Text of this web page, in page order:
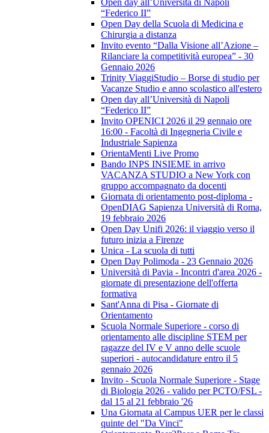
Open day all’Università di Napoli
“Federico II”
Open Day della Scuola di Medicina e
Chirurgia a distanza
Invito evento “Dalla Visione all’Azione –
Rilanciare la competitività europea” - 30
Gennaio 2026
Trinity ViaggiStudio – Borse di studio per
Vacanze Studio e anno scolastico all'estero
Open day all’Università di Napoli
“Federico II”
Invito OPENICI 2026 il 29 gennaio ore
16:00 - Facoltà di Ingegneria Civile e
Industriale Sapienza
OrientaMenti Live Promo
Bando INPS INSIEME in arrivo
VACANZA STUDIO a New York con
gruppo accompagnato da docenti
Giornata di orientamento post-diploma -
OpenDIAG Sapienza Università di Roma,
19 febbraio 2026
Open Day Unifi 2026: il viaggio verso il
futuro inizia a Firenze
Unica - La scuola di tutti
Open Day Polimoda - 23 Gennaio 2026
Università di Pavia - Incontri d'area 2026 -
giornate di presentazione dell'offerta
formativa
Sant'Anna di Pisa - Giornate di
Orientamento
Scuola Normale Superiore - corso di
orientamento alle discipline STEM per
ragazze del IV e V anno delle scuole
superiori - autocandidature entro il 5
gennaio 2026
Invito - Scuola Normale Superiore - Stage
di Biologia 2026 - valido per PCTO/FSL -
dal 15 al 21 febbraio '26
Una Giornata al Campus UER per le classi
quinte del "Da Vinci"